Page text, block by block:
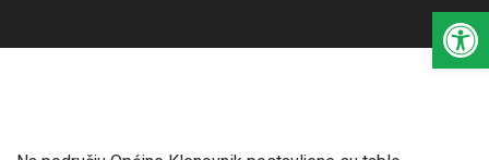
Open toolbar